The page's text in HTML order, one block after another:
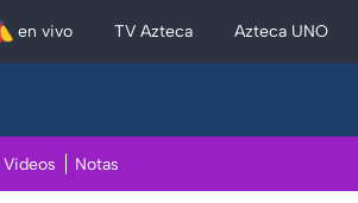
en vivo TV Azteca Azteca UNO
Videos Notas